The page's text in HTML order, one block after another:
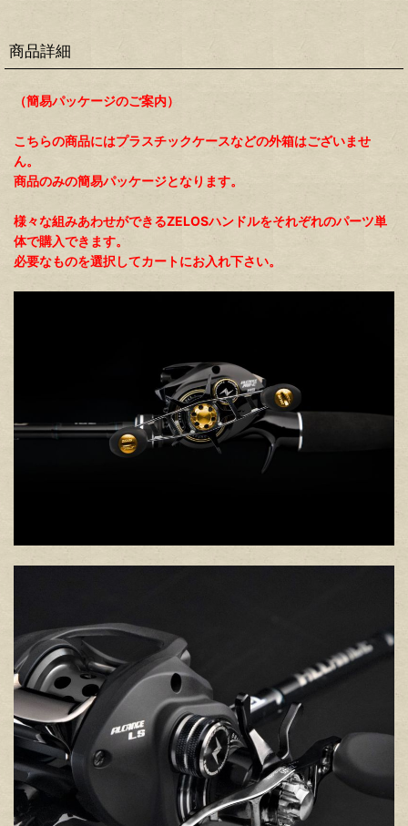
商品詳細
（簡易パッケージのご案内）
こちらの商品にはプラスチックケースなどの外箱はございませ
ん。
商品のみの簡易パッケージとなります。
様々な組みあわせができるZELOSハンドルをそれぞれのパーツ単
体で購入できます。
必要なものを選択してカートにお入れ下さい。